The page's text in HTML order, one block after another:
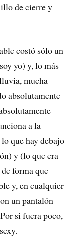
de cierre y
costó sólo un
yo) y, lo más
mucha
absolutamente
a la
que hay debajo
y (lo que era
forma que
y, en cualquier
un pantalón
si fuera poco,